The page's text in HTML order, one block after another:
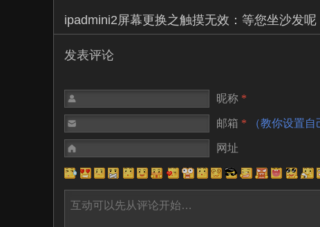
ipadmini2屏幕更换之触摸无效：等您坐沙发呢
发表评论
昵称 *
邮箱 * （教你设置自
网址